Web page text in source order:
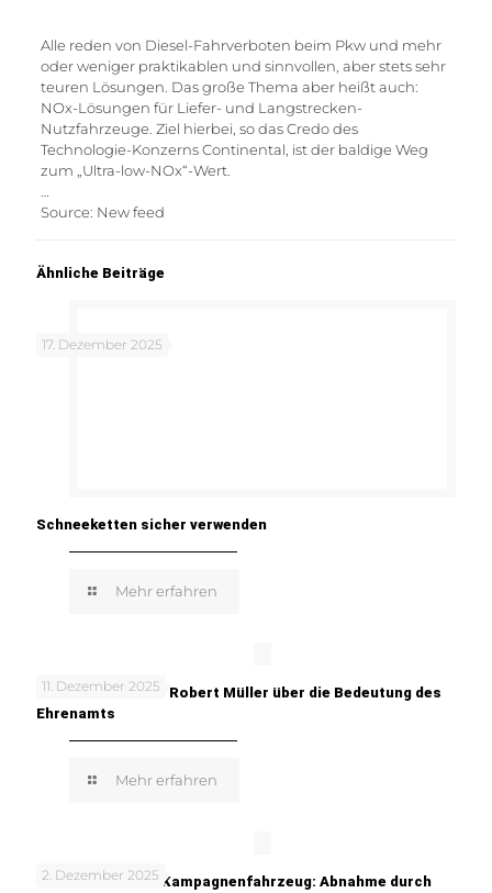
Alle reden von Diesel-Fahrverboten beim Pkw und mehr
oder weniger praktikablen und sinnvollen, aber stets sehr
teuren Lösungen. Das große Thema aber heißt auch:
NOx-Lösungen für Liefer- und Langstrecken-
Nutzfahrzeuge. Ziel hierbei, so das Credo des
Technologie-Konzerns Continental, ist der baldige Weg
zum „Ultra-low-NOx“-Wert.
Source: New feed
Ähnliche Beiträge
17. Dezember 2025
Schneeketten sicher verwenden
Mehr erfahren
11. Dezember 2025
In meinen Worten: Robert Müller über die Bedeutung des
Ehrenamts
Mehr erfahren
2. Dezember 2025
TUNE IT! SAFE! – Kampagnenfahrzeug: Abnahme durch